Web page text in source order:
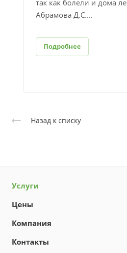
так как болели и дома
Абрамова Д.С....
Подробнее
Назад к списку
Услуги
Цены
Компания
Контакты